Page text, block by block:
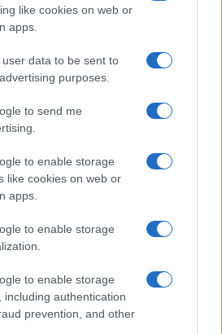
like cookies on web or
apps.
data to be sent to
purposes.
to send me
to enable storage
like cookies on web or
apps.
to enable storage
to enable storage
including authentication
prevention, and other
νεκροί
επίπεδο
– Βίντεο
για νέο
που θέλουν να